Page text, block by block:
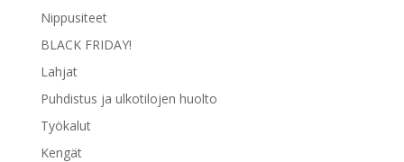
Nippusiteet
BLACK FRIDAY!
Lahjat
Puhdistus ja ulkotilojen huolto
Työkalut
Kengät